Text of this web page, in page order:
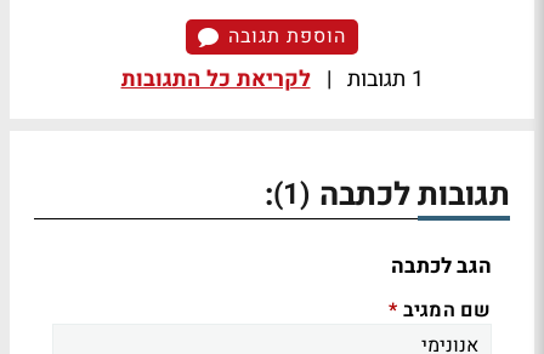
הוספת תגובה
1 תגובות | לקריאת כל התגובות
תגובות לכתבה (1)
:
הגב לכתבה
שם המגיב *